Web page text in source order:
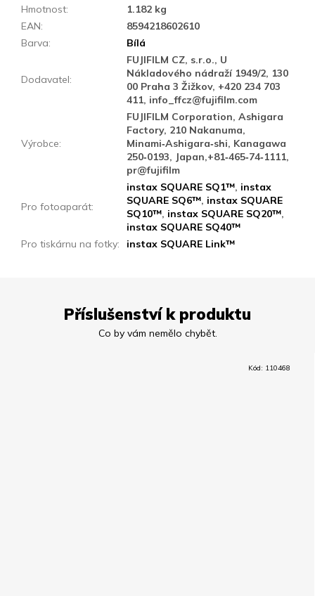
Příslušenství k produktu
Kód: 110468
Hmotnost:
1.182 kg
EAN:
8594218602610
Barva: Bílá
Dodavatel:
FUJIFILM CZ, s.r.o., U
Nákladového nádraží 1949/2, 130
00 Praha 3 Žižkov, +420 234 703
411, info_ffcz@fujifilm.com
Výrobce:
FUJIFILM Corporation, Ashigara
Factory, 210 Nakanuma,
Minami‑Ashigara‑shi, Kanagawa
250‑0193, Japan,+81‑465‑74‑1111,
pr@fujifilm
Pro fotoaparát:
instax SQUARE SQ1™, instax
SQUARE SQ6™, instax SQUARE
SQ10™, instax SQUARE SQ20™,
instax SQUARE SQ40™
Pro tiskárnu na fotky: instax SQUARE Link™